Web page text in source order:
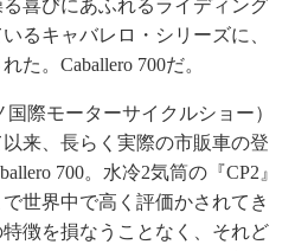
喜びにあふれるライディング
るキャバレロ・シリーズに、
た。Caballero 700だ。
際モーターサイクルショー）
来、長らく実際の市販車の登
700。水冷2気筒の『CP2』
世界中で高く評価かされてき
特徴を損なうことなく、それど